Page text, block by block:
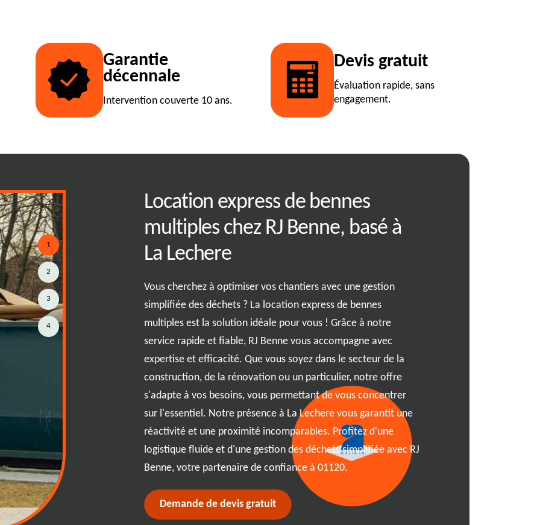
Garantie
décennale
Intervention couverte 10 ans.
Devis gratuit
Évaluation rapide, sans
engagement.
pour la
efficace
un projet complexe en une
Imaginez-vous dans la ville
de montagnes de débris
notre guide complet entre
que chaque projet à
une location rentable et
découvrant toutes les
sans tracas !
Location express de bennes
multiples chez RJ Benne, basé à
La Lechere
Vous cherchez à optimiser vos chantiers avec une gestion
simplifiée des déchets ? La location express de bennes
multiples est la solution idéale pour vous ! Grâce à notre
service rapide et fiable, RJ Benne vous accompagne avec
expertise et efficacité. Que vous soyez dans le secteur de la
construction, de la rénovation ou un particulier, notre offre
s'adapte à vos besoins, vous permettant de vous concentrer
sur l'essentiel. Notre présence à La Lechere vous garantit une
réactivité et une proximité incomparables. Profitez d'une
logistique fluide et d'une gestion des déchets simplifiée avec RJ
Benne, votre partenaire de confiance à 01120.
1
2
3
4
Demande de devis gratuit